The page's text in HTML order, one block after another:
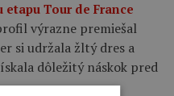
Tour de France
výrazne premiešal
si udržala žltý dres a
dôležitý náskok pred